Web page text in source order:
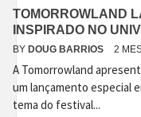
TOMORROWLAND
INSPIRADO NO
BY DOUG BARRIOS 2
A Tomorrowland
um lançamento especial
tema do festival...